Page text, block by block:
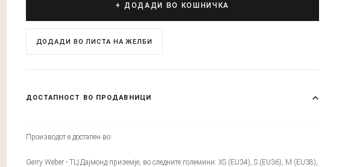
+ ДОДАДИ ВО КОШНИЧКА
ДОДАДИ ВО ЛИСТА НА ЖЕЛБИ
ДОСТАПНОСТ ВО ПРОДАВНИЦИ
Производот е достапен во:
Gerry Weber - ТЦ Дајмонд приземје, во следните големини: XS (EU34), S (EU36), M (EU38),